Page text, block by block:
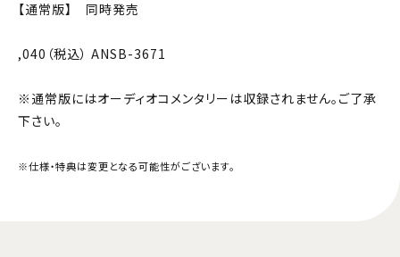
【通常版】 同時発売
,040（税込） ANSB-3671
※通常版にはオーディオコメンタリーは収録されません。ご了承
下さい。
※仕様・特典は変更となる可能性がございます。